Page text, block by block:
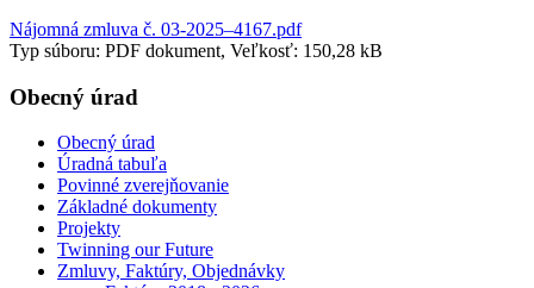
Nájomná zmluva č. 03-2025–4167.pdf
Typ súboru: PDF dokument, Veľkosť: 150,28 kB
Obecný úrad
Obecný úrad
Úradná tabuľa
Povinné zverejňovanie
Základné dokumenty
Projekty
Twinning our Future
Zmluvy, Faktúry, Objednávky